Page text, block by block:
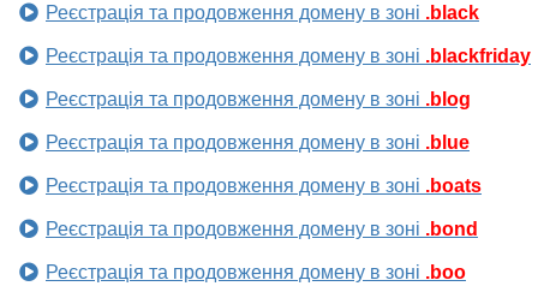
Реєстрація та продовження домену в зоні .black
Реєстрація та продовження домену в зоні .blackfriday
Реєстрація та продовження домену в зоні .blog
Реєстрація та продовження домену в зоні .blue
Реєстрація та продовження домену в зоні .boats
Реєстрація та продовження домену в зоні .bond
Реєстрація та продовження домену в зоні .boo